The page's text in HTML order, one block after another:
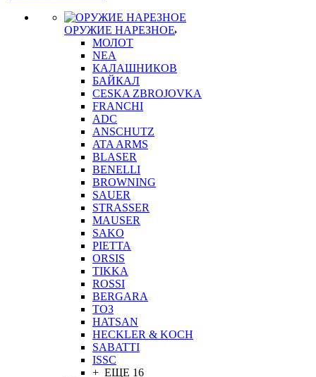
ОРУЖИЕ НАРЕЗНОЕ
МОЛОТ
NEA
КАЛАШНИКОВ
БАЙКАЛ
CESKA ZBROJOVKA
FRANCHI
ADC
ANSCHUTZ
ATA ARMS
BLASER
BENELLI
BROWNING
SAUER
STRASSER
MAUSER
SAKO
PIETTA
ORSIS
TIKKA
ROSSI
BERGARA
ТОЗ
HATSAN
HECKLER & KOCH
SABATTI
ISSC
+ ЕЩЕ 16